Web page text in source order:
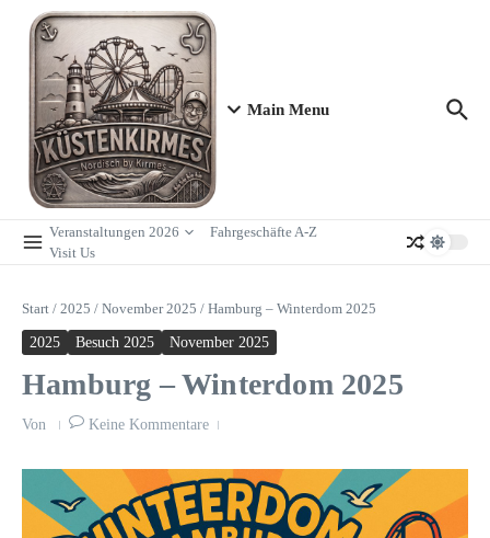
Zum Inhalt springen
Main Menu
Veranstaltungen 2026
Fahrgeschäfte A-Z
Visit Us
Start / 2025 / November 2025 / Hamburg – Winterdom 2025
2025 Besuch 2025 November 2025
Hamburg – Winterdom 2025
Von Keine Kommentare